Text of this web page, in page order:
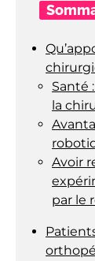
Santé
la
Avoir
par le